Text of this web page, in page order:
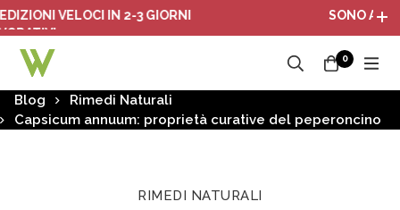
VELOCI IN 2-3 GIORNI
SONO ATTIVI I
0
Blog
Rimedi Naturali
Capsicum annuum: proprietà curative del peperoncino
RIMEDI NATURALI